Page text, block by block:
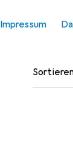
Impressum